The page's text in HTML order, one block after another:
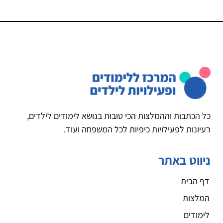
כל הכתבות וההמלצות הכי טובות בנושא לימודים לילדים,
רעיונות לפעילויות כיפיות לכל המשפחה ועוד.
ניווט באתר
דף הבית
המלצות
לימודים